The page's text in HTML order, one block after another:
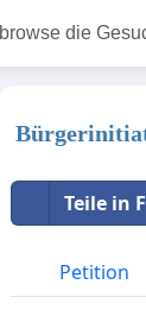
browse die
Teile in
Petition